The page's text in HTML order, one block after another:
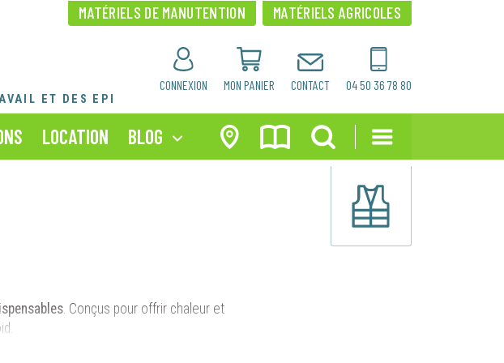
CONNEXION MON PANIER CONTACT 04 50 36 78 80
ET DES EPI
LOCATION BLOG
MATÉRIELS DE MANUTENTION MATÉRIELS AGRICOLES
sur votre facture
. Conçus pour offrir chaleur et